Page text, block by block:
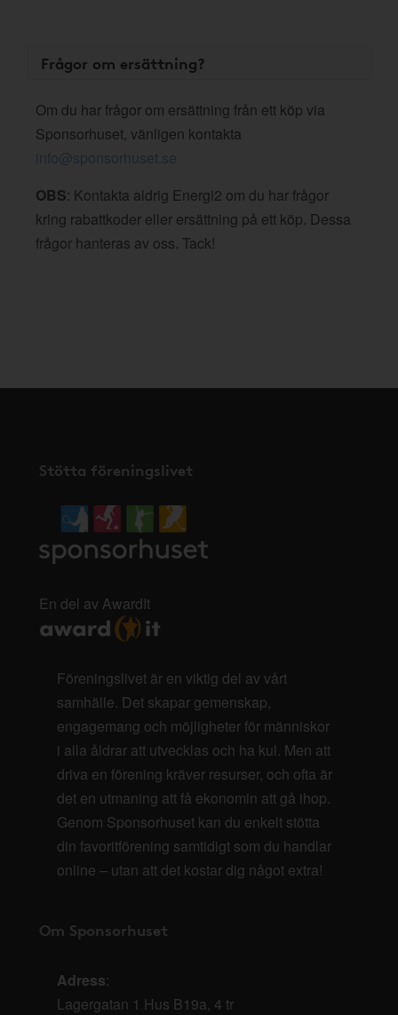
Frågor om ersättning?
Om du har frågor om ersättning från ett köp via
Sponsorhuset, vänligen kontakta
info@sponsorhuset.se
OBS: Kontakta aldrig Energi2 om du har frågor
kring rabattkoder eller ersättning på ett köp. Dessa
frågor hanteras av oss. Tack!
Stötta föreningslivet
En del av AwardIt
Föreningslivet är en viktig del av vårt
samhälle. Det skapar gemenskap,
engagemang och möjligheter för människor
i alla åldrar att utvecklas och ha kul. Men att
driva en förening kräver resurser, och ofta är
det en utmaning att få ekonomin att gå ihop.
Genom Sponsorhuset kan du enkelt stötta
din favoritförening samtidigt som du handlar
online – utan att det kostar dig något extra!
Om Sponsorhuset
Adress:
Lagergatan 1 Hus B19a, 4 tr